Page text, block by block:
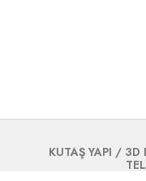
KUTAŞ YAPI /